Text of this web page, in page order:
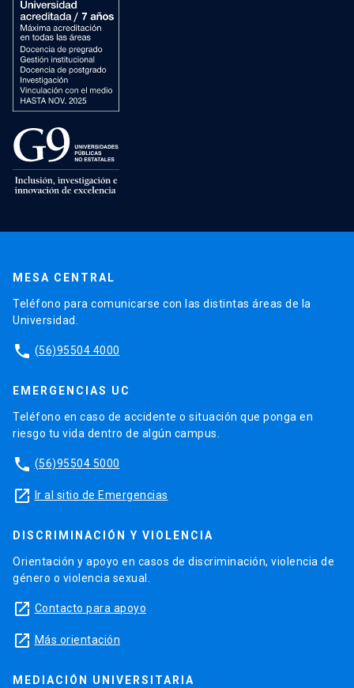
MESA CENTRAL
Teléfono para comunicarse con las distintas áreas de la
Universidad.
phone (56)95504 4000
EMERGENCIAS UC
Teléfono en caso de accidente o situación que ponga en
riesgo tu vida dentro de algún campus.
phone (56)95504 5000
launch Ir al sitio de Emergencias
DISCRIMINACIÓN Y VIOLENCIA
Orientación y apoyo en casos de discriminación, violencia de
género o violencia sexual.
launch Contacto para apoyo
launch Más orientación
MEDIACIÓN UNIVERSITARIA